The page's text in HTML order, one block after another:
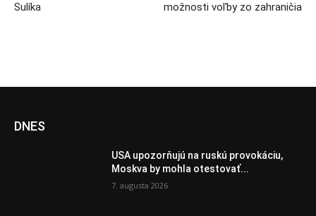
Sulíka
možnosti voľby zo zahraničia
DNES
USA upozorňujú na ruskú provokáciu,
Moskva by mohla otestovať...
7. augusta 2026